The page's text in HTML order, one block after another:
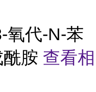
氧代-N-苯
胺 查看相